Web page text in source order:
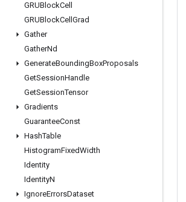
GRUBlockCell
GRUBlockCell Grad
Gather
GatherNd
GenerateBoundingBoxProposals
GetSessionHandle
GetSessionTensor
Gradients
GuaranteeConst
HashTable
HistogramFixedWidth
Identity
IdentityN
IgnoreErrorsDataset